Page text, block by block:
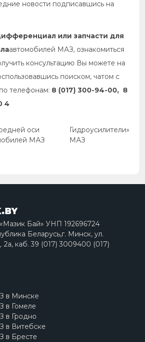
новости подписавшись на
или запчасти для
автомобилей МАЗ, ознакомиться
консультацию Вы можете на
поиском, чатом с
телефонам: 8 (017) 300-94-00, 8
4
оси
МАЗ
Гидроусилители
МАЗ
»
Бай» УНП 192696724
Беларусь,г. Минск, ул.
2a, каб. 39 (017) 3009400 (017)
в Минске
в Гомеле
в Гродно
в Витебске
в Бресте